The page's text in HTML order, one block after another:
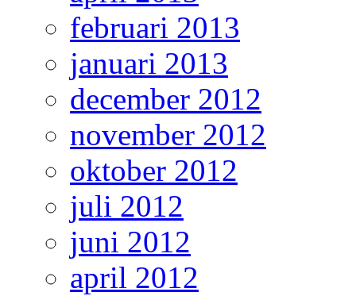
februari 2013
januari 2013
december 2012
november 2012
oktober 2012
juli 2012
juni 2012
april 2012